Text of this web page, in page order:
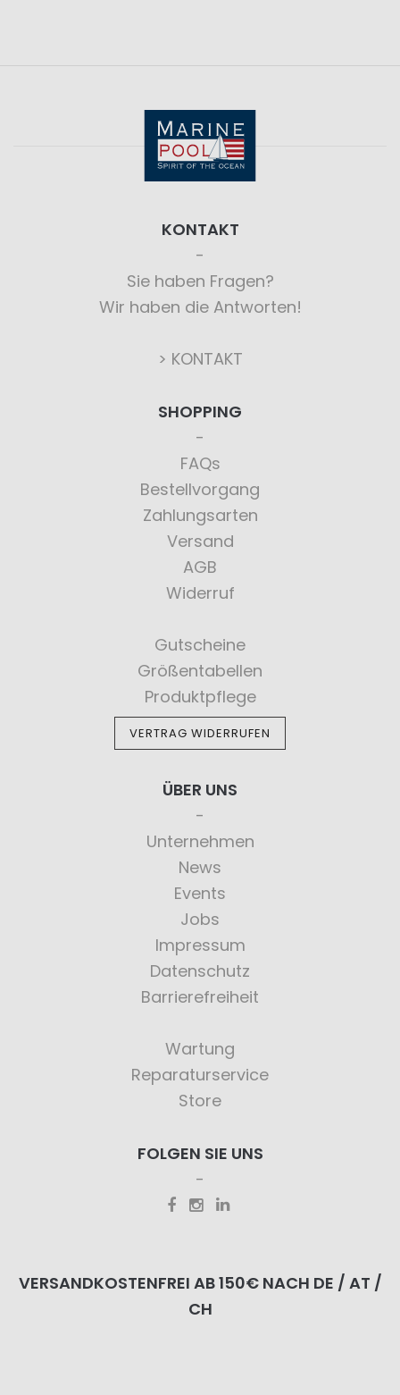
KONTAKT
Sie haben Fragen?
Wir haben die Antworten!
> KONTAKT
SHOPPING
FAQs
Bestellvorgang
Zahlungsarten
Versand
AGB
Widerruf
Gutscheine
Größentabellen
Produktpflege
VERTRAG WIDERRUFEN
ÜBER UNS
Unternehmen
News
Events
Jobs
Impressum
Datenschutz
Barrierefreiheit
Wartung
Reparaturservice
Store
FOLGEN SIE UNS
VERSANDKOSTENFREI AB 150€ NACH DE / AT /
CH